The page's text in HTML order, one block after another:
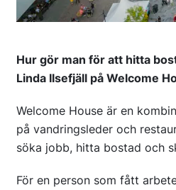
Hur gör man för att hitta
Linda Ilsefjäll på Welcome
Welcome House är en
på vandringsleder och
söka jobb, hitta bostad och
För en person som fått